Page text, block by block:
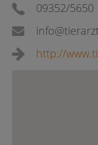
09352/5650
http://